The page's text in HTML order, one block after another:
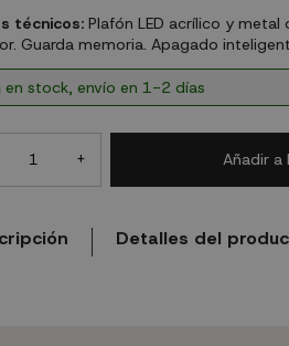
técnicos:Plafón LED acrílico y metal
Guarda memoria. Apagado
en stock, envío en 1-2 días
+ Añadir a
Detalles del